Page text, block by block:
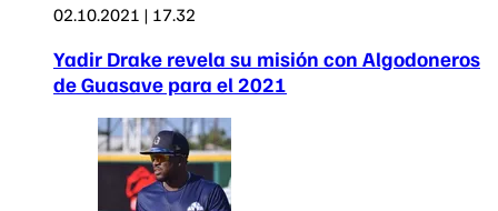
02.10.2021 | 17.32
Yadir Drake revela su misión con Algodoneros
de Guasave para el 2021